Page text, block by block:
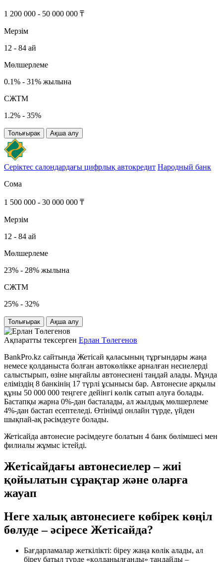
1 200 000 - 50 000 000 ₸
Мерзім
12 - 84 ай
Мөлшерлеме
0.1% - 31% жылына
СЖТМ
1.2% - 35%
Толығырак Ақша алу
Серіктес салондардағы цифрлық автокредит Народный банк
Сома
1 500 000 - 30 000 000 ₸
Мерзім
12 - 84 ай
Мөлшерлеме
23% - 28% жылына
СЖТМ
25% - 32%
Толығырак Ақша алу
Ақпаратты тексерген Ерлан Төлегенов
BankPro.kz сайтында Жетісай қаласының тұрғындары жаңа
немесе қолданыста болған автокөлікке арналған несиелерді
салыстырып, өзіне ыңғайлы автонесиені таңдай алады. Мұнда
еліміздің 8 банкінің 17 түрлі ұсынысы бар. Автонесие арқылы
құны 50 000 000 теңгеге дейінгі көлік сатып алуға болады.
Бастапқы жарна 0%-дан басталады, ал жылдық мөлшерлеме
4%-дан бастап есептеледі. Өтінімді онлайн түрде, үйден
шықпай-ақ рәсімдеуге болады.
Жетісайда автонесие рәсімдеуге болатын 4 банк бөлімшесі мен
филиалы жұмыс істейді.
Жетісайдағы автонесиелер – жиі
қойылатын сұрақтар және оларға
жауап
Неге халық автонесиеге көбірек көңіл
бөлуде – әсіресе Жетісайда?
Бағдарламалар жеткілікті: біреу жаңа көлік алады, ал
біреу батыл түрде «қолданылғанды» таңдайды –